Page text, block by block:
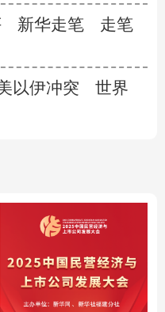
新华走笔
走笔
以伊冲突
世界